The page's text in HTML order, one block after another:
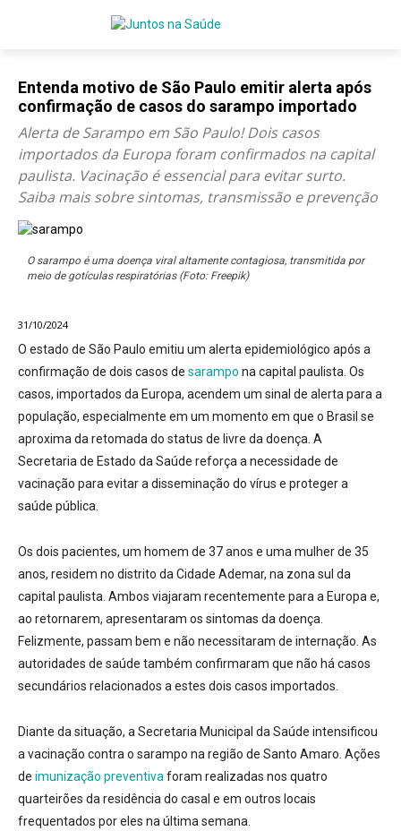
Entenda motivo de São Paulo emitir alerta após
confirmação de casos do sarampo importado
Alerta de Sarampo em São Paulo! Dois casos
importados da Europa foram confirmados na capital
paulista. Vacinação é essencial para evitar surto.
Saiba mais sobre sintomas, transmissão e prevenção
O sarampo é uma doença viral altamente contagiosa, transmitida por
meio de gotículas respiratórias (Foto: Freepik)
31/10/2024
O estado de São Paulo emitiu um alerta epidemiológico após a
confirmação de dois casos de sarampo na capital paulista. Os
casos, importados da Europa, acendem um sinal de alerta para a
população, especialmente em um momento em que o Brasil se
aproxima da retomada do status de livre da doença. A
Secretaria de Estado da Saúde reforça a necessidade de
vacinação para evitar a disseminação do vírus e proteger a
saúde pública.
Os dois pacientes, um homem de 37 anos e uma mulher de 35
anos, residem no distrito da Cidade Ademar, na zona sul da
capital paulista. Ambos viajaram recentemente para a Europa e,
ao retornarem, apresentaram os sintomas da doença.
Felizmente, passam bem e não necessitaram de internação. As
autoridades de saúde também confirmaram que não há casos
secundários relacionados a estes dois casos importados.
Diante da situação, a Secretaria Municipal da Saúde intensificou
a vacinação contra o sarampo na região de Santo Amaro. Ações
de imunização preventiva foram realizadas nos quatro
quarteirões da residência do casal e em outros locais
frequentados por eles na última semana.